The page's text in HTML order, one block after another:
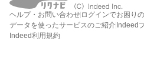
ヘルプ・お問い合わせ ログインでお困り
データを使ったサービスのご紹介 Indeed
Indeed利用規約